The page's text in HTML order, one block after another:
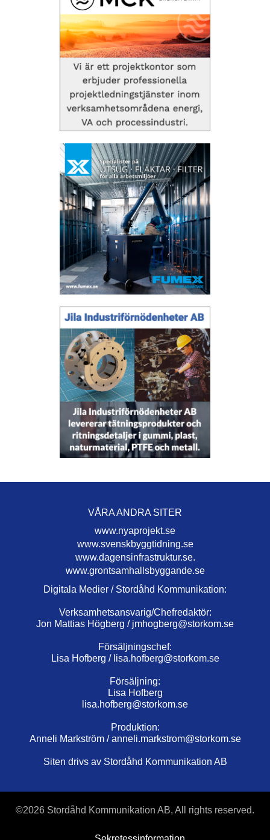
VÅRA ANDRA SITER
www.nyaprojekt.se
www.svenskbyggtidning.se
www.dagensinfrastruktur.se.
www.grontsamhallsbyggande.se
Digitala Medier / Stordåhd Kommunikation:
Verksamhetsansvarig/Chefredaktör:
Jon Mattias Högberg / jmhogberg@storkom.se
Försäljningschef:
Lisa Hofberg / lisa.hofberg@storkom.se
Försäljning:
Lisa Hofberg
lisa.hofberg@storkom.se
Produktion:
Anneli Markström /anneli.markstrom@storkom.se
Siten drivs av Stordåhd Kommunikation AB
©2026 Stordåhd Kommunikation AB, All rights reserved.